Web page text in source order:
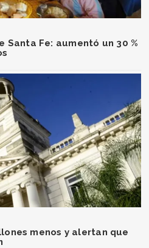
Santa Fe: aumentó un 30 %
menos y alertan que